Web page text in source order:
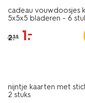
cadeau vouwdoosjes
5x5x5 bladeren - 6
2.59 1.
–
nijntje kaarten met
2 stuks